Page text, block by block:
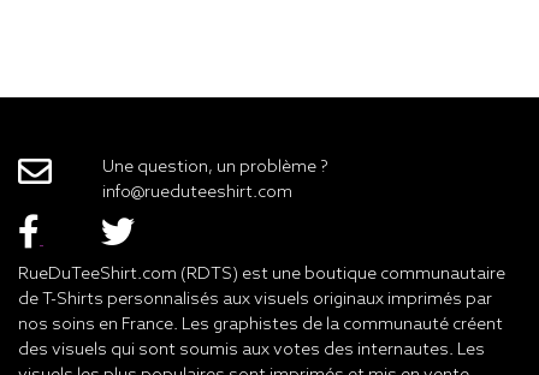
Une question, un problème ?
info@rueduteeshirt.com
RueDuTeeShirt.com (RDTS) est une boutique communautaire
de T-Shirts personnalisés aux visuels originaux imprimés par
nos soins en France. Les graphistes de la communauté créent
des visuels qui sont soumis aux votes des internautes. Les